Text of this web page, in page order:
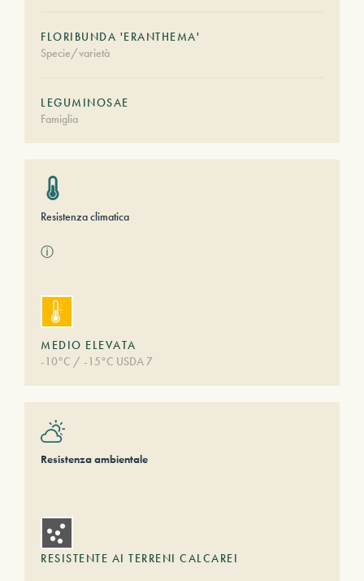
FLORIBUNDA 'ERANTHEMA'
Specie/varietà
LEGUMINOSAE
Famiglia
Resistenza climatica
ⓘ
MEDIO ELEVATA
-10°C / -15°C USDA 7
Resistenza ambientale
RESISTENTE AI TERRENI CALCAREI